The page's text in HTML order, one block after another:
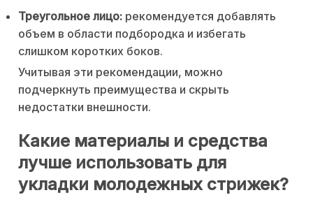
Треугольное лицо: рекомендуется добавлять
объем в области подбородка и избегать
слишком коротких боков.
Учитывая эти рекомендации, можно
подчеркнуть преимущества и скрыть
недостатки внешности.
Какие материалы и средства
лучше использовать для
укладки молодежных стрижек?